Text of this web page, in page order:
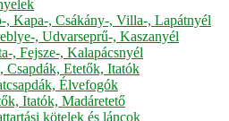
, Kapa-, Csákány-, Villa-, Lapátnyél
, Udvarseprű-, Kaszanyél
, Fejsze-, Kalapácsnyél
Csapdák, Etetők, Itatók
Élvefogók
Itatók, Madáretető
kötelek és láncok